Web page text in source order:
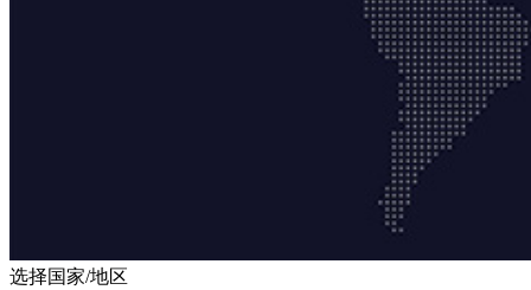
选择国家/地区